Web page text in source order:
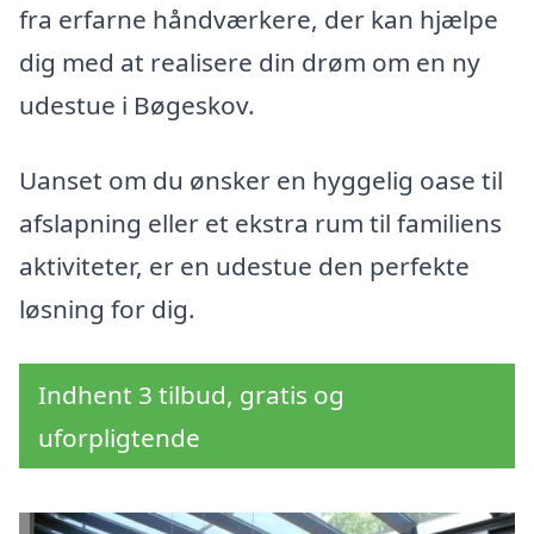
fra erfarne håndværkere, der kan hjælpe
dig med at realisere din drøm om en ny
udestue i Bøgeskov.
Uanset om du ønsker en hyggelig oase til
afslapning eller et ekstra rum til familiens
aktiviteter, er en udestue den perfekte
løsning for dig.
Indhent 3 tilbud, gratis og
uforpligtende